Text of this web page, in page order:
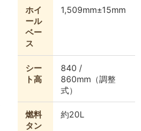
ホイ
ール
ベー
ス
1,509mm±15mm
シー
ト高
840 /
860mm（調整
式）
燃料
タン
約20L